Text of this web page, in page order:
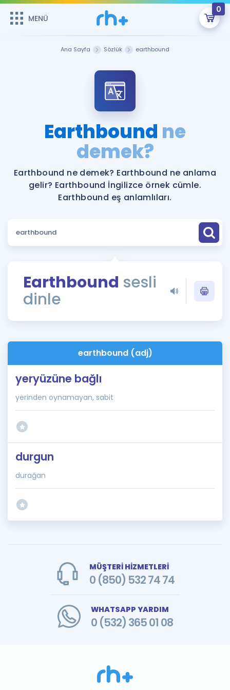
MENÜ
0
Şifremi Hatırlamıyorum
Sepetin Şu An Boş.
Remzi Hoca ile seni sınava hazırlayacak onlarca eğitim seni
bekliyor!
MENÜ
Katılımcı Görüşleri
Faydalı Araçlar
Ücretsiz Kaynaklar
ÖSYM Sınav Takvimi
Kampanyalar
İngilizce Gramer
İngilizce Gramer
Ana Sayfa Sözlük earthbound
Earthbound ne
demek?
Earthbound ne demek? Earthbound ne anlama
gelir? Earthbound İngilizce örnek cümle.
Earthbound eş anlamlıları.
Earthbound sesli
dinle
earthbound (adj)
yeryüzüne bağlı
yerinden oynamayan, sabit
durgun
durağan
MÜŞTERİ HİZMETLERİ
0 (850) 532 74 74
WHATSAPP YARDIM
0 (532) 365 01 08